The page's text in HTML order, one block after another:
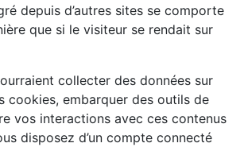
depuis d’autres sites se comporte
que si le visiteur se rendait sur
collecter des données sur
cookies, embarquer des outils de
vos interactions avec ces contenus
disposez d’un compte connecté